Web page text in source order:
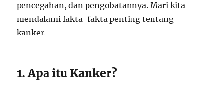
pencegahan, dan pengobatannya. Mari kita
mendalami fakta-fakta penting tentang
kanker.
1. Apa itu Kanker?